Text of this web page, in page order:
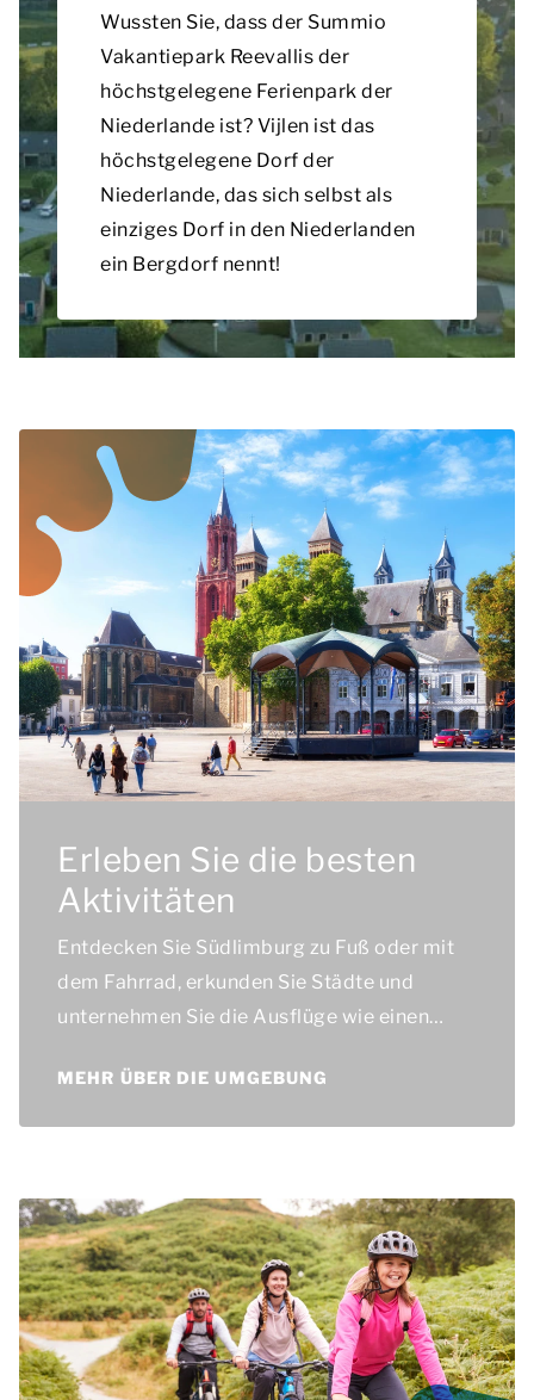
Wussten Sie, dass der Summio
Vakantiepark Reevallis der
höchstgelegene Ferienpark der
Niederlande ist? Vijlen ist das
höchstgelegene Dorf der
Niederlande, das sich selbst als
einziges Dorf in den Niederlanden
ein Bergdorf nennt!
Erleben Sie die besten
Aktivitäten
Entdecken Sie Südlimburg zu Fuß oder mit
dem Fahrrad, erkunden Sie Städte und
unternehmen Sie die Ausflüge wie einen
MEHR ÜBER DIE UMGEBUNG